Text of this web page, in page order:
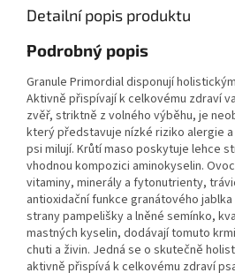
Detailní popis produktu
Podrobný popis
Granule Primordial disponují
Aktivně přispívají k celkovému zdraví
zvěř, striktně z volného výběhu, je
který představuje nízké riziko alergie
psi milují. Krůtí maso poskytuje lehce
vhodnou kompozici aminokyselin.
vitaminy, minerály a fytonutrienty,
antioxidační funkce granátového
strany pampelišky a lněné semínko,
mastných kyselin, dodávají tomuto
chuti a živin. Jedná se o skutečně
aktivně přispívá k celkovému zdraví